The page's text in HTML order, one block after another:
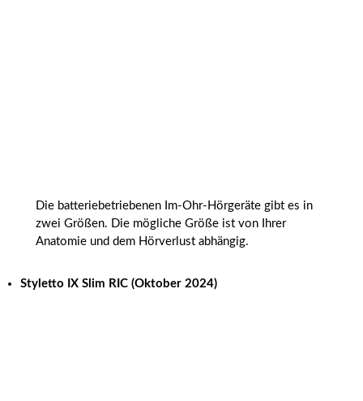
Die batteriebetriebenen Im-Ohr-Hörgeräte gibt es in
zwei Größen. Die mögliche Größe ist von Ihrer
Anatomie und dem Hörverlust abhängig.
Styletto IX Slim RIC (Oktober 2024)